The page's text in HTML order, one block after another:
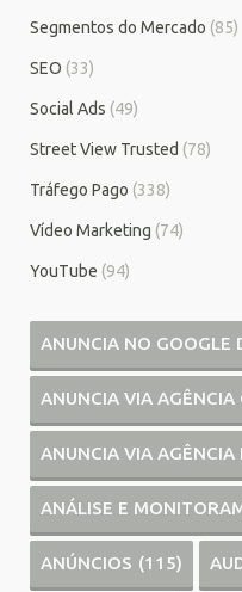
Segmentos do Mercado (85)
SEO (33)
Social Ads (49)
Street View Trusted (78)
Tráfego Pago (338)
Vídeo Marketing (74)
YouTube (94)
ANUNCIA NO GOOGLE
ANUNCIA VIA AGÊNCIA
ANUNCIA VIA AGÊNCIA
ANÁLISE E
ANÚNCIOS (115)